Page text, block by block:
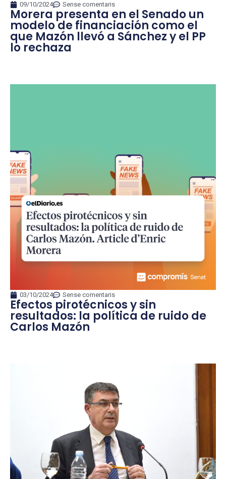
09/10/2024 Sense comentaris
Morera presenta en el Senado un
modelo de financiación como el
que Mazón llevó a Sánchez y el PP
lo rechaza
03/10/2024 Sense comentaris
Efectos pirotécnicos y sin
resultados: la política de ruido de
Carlos Mazón